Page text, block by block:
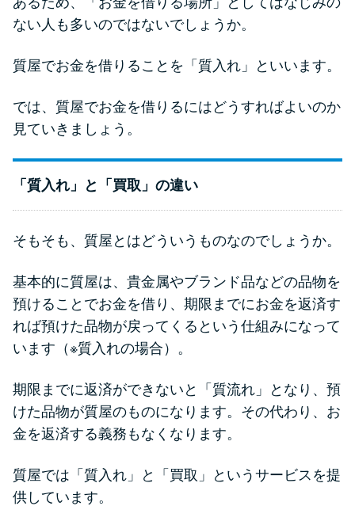
は？3つの判断基準と工面法
アコムはブラックでも審査に通
方法
アコムとレイクどっちがいい
の？ カードローンの選び方を徹
プロミスの返済方法を徹底解
説！ もっとも便利でお得な返済
方法はどれ？
年収が低い＆他社借入があると
落ちる？バンクイックの口コミ
を分析
みずほ銀行カードローンの問い
ない人も多いのではないでしょうか。
質屋でお金を借りることを「質入れ」といいます。
では、質屋でお金を借りるにはどうすればよいのか
見ていきましょう。
「質入れ」と「買取」の違い
そもそも、質屋とはどういうものなのでしょうか。
基本的に質屋は、貴金属やブランド品などの品物を
預けることでお金を借り、期限までにお金を返済す
れば預けた品物が戻ってくるという仕組みになって
います（※質入れの場合）。
期限までに返済ができないと「質流れ」となり、預
けた品物が質屋のものになります。その代わり、お
金を返済する義務もなくなります。
質屋では「質入れ」と「買取」というサービスを提
供しています。